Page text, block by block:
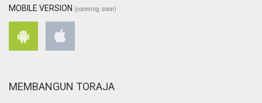
MOBILE VERSION (cooming soon)
MEMBANGUN TORAJA